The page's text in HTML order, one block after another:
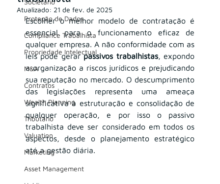
Proteção de Dados
Compliance Trabalhista
Propriedade Intelectual
M&A
Contratos
Wealth Planning
Tributário
Valuation
Marketing
Asset Management
Atualizado: 21 de fev. de 2025
Escolher o melhor modelo de contratação é
essencial para o funcionamento eficaz de
qualquer empresa. A não conformidade com as
leis pode gerar passivos trabalhistas, expondo
a organização a riscos jurídicos e prejudicando
sua reputação no mercado. O descumprimento
das legislações representa uma ameaça
significativa à estruturação e consolidação de
qualquer operação, e por isso o passivo
trabalhista deve ser considerado em todos os
aspectos, desde o planejamento estratégico
até a gestão diária.